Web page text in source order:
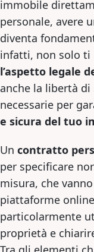
immobile
personale, avere
diventa
infatti, non solo ti
l’aspetto legale
anche la libertà
necessarie per
e sicura del tuo
Un contratto
per specificare
misura, che
piattaforme
particolarmente
proprietà e